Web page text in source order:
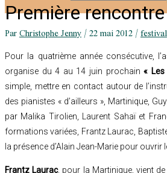
Première
ParChristophe Jenny/22 mai 2012/festival
Pour la quatrième année consécutive,
organise du 4 au 14 juin prochain«
simple, mettre en contact autour de
des pianistes « d’ailleurs », Martinique,
par Malika Tirolien, Laurent Sahaï et
formations variées, Frantz Laurac,
la présence d’Alain Jean-Marie pour ouvrir
Frantz Laurac, pour la Martinique, vient